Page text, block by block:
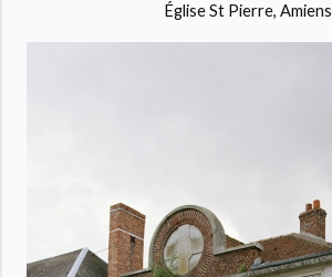
Église St Pierre, Amiens